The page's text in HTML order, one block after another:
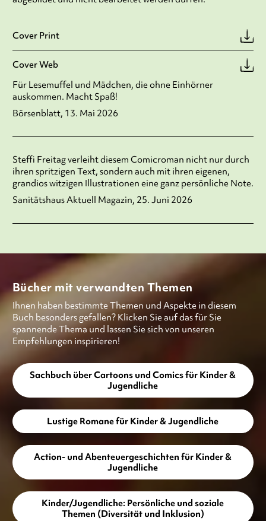
Cover Print
Cover Web
Für Lesemuffel und Mädchen, die ohne Einhörner
auskommen. Macht Spaß!
Börsenblatt, 13. Mai 2026
Steffi Freitag verleiht diesem Comicroman nicht nur durch
ihren spritzigen Text, sondern auch mit ihren eigenen,
grandios witzigen Illustrationen eine ganz persönliche Note.
Sanitätshaus Aktuell Magazin, 25. Juni 2026
Bücher mit verwandten Themen
Ihnen haben bestimmte Themen und Aspekte in diesem
Buch besonders gefallen? Klicken Sie auf das für Sie
spannende Thema und lassen Sie sich von unseren
Empfehlungen inspirieren!
Sachbuch über Cartoons und Comics für Kinder &
Jugendliche
Lustige Romane für Kinder & Jugendliche
Action- und Abenteuergeschichten für Kinder &
Jugendliche
Kinder/Jugendliche: Persönliche und soziale
Themen (Diversität und Inklusion)